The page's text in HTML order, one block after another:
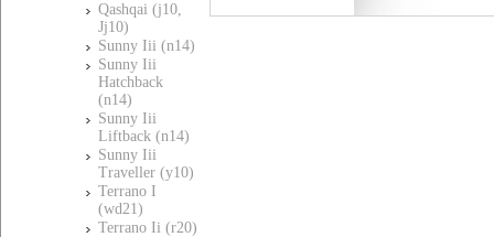
Qashqai (j10,
Jj10)
Sunny Iii (n14)
Sunny Iii
Hatchback
(n14)
Sunny Iii
Liftback (n14)
Sunny Iii
Traveller (y10)
Terrano I
(wd21)
Terrano Ii (r20)